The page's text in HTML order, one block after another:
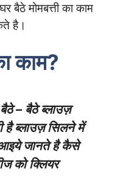
मोमबत्ती का काम
है।
काम?
– बैठे ब्लाउज़
है ब्लाउज़ सिलने में
जानते है कैसे
को क्लियर